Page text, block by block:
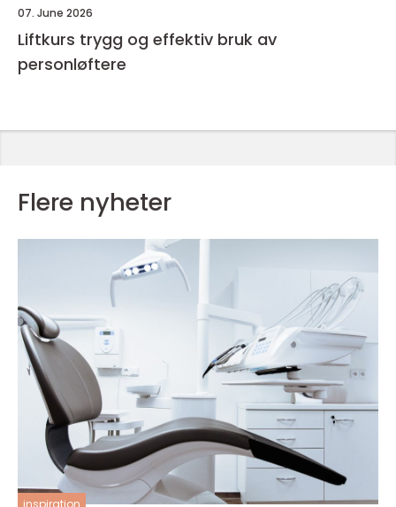
07. June 2026
Liftkurs trygg og effektiv bruk av
personløftere
Flere nyheter
inspiration